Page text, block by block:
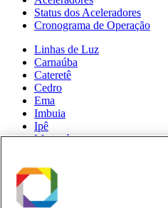
Status dos Aceleradores
Cronograma de Operação
Linhas de Luz
Carnaúba
Cateretê
Cedro
Ema
Imbuia
Ipê
Manacá
Paineira
Sabiá
Notícias